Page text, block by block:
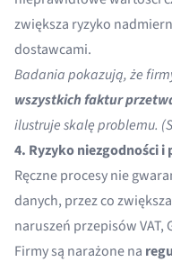
zwiększa ryzyko
dostawcami.
Badania pokazują, że
wszystkich faktur
ilustruje skalę problemu. (
4. Ryzyko niezgodności
Ręczne procesy nie
danych, przez co
naruszeń przepisów VAT,
Firmy są narażone na